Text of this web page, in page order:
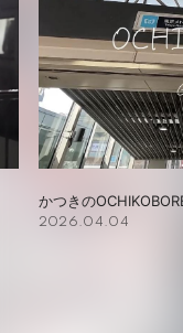
かつきの
2026.03.25